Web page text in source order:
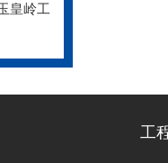
皇岭工
工